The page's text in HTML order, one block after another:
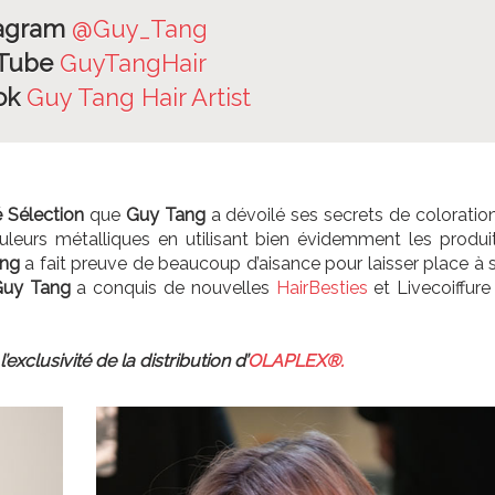
@Guy_Tang
GuyTangHair
Guy Tang Hair Artist
Sélection que Guy Tang a dévoilé ses secrets de
métalliques en utilisant bien évidemment les
a fait preuve de beaucoup d’aisance pour laisser place à
Tang a conquis de nouvelles HairBesties et Livecoiffure
de la distribution d’OLAPLEX®.